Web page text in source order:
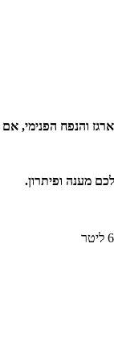
והנפח הפנימי,
מענה ופיתרון.